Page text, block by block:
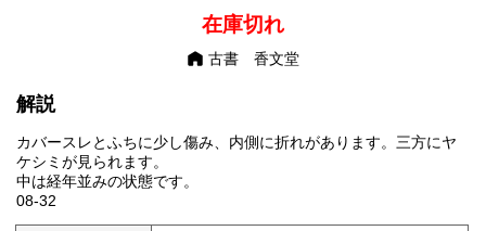
在庫切れ
古書 香文堂
解説
カバースレとふちに少し傷み、内側に折れがあります。三方にヤ
ケシミが見られます。
中は経年並みの状態です。
08-32